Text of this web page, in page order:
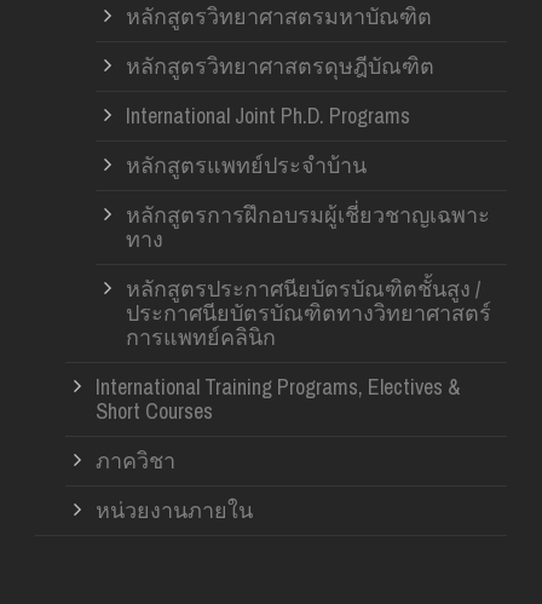
หลักสูตรวิทยาศาสตรมหาบัณฑิต
หลักสูตรวิทยาศาสตรดุษฎีบัณฑิต
International Joint Ph.D. Programs
หลักสูตรแพทย์ประจำบ้าน
หลักสูตรการฝึกอบรมผู้เชี่ยวชาญเฉพาะ
ทาง
หลักสูตรประกาศนียบัตรบัณฑิตชั้นสูง /
ประกาศนียบัตรบัณฑิตทางวิทยาศาสตร์
การแพทย์คลินิก
International Training Programs, Electives &
Short Courses
ภาควิชา
หน่วยงานภายใน